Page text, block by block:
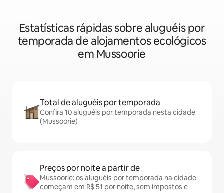
Estatísticas rápidas sobre aluguéis por
temporada de alojamentos ecológicos
em Mussoorie
Total de aluguéis por temporada
Confira 10 aluguéis por temporada nesta cidade
(Mussoorie)
Preços por noite a partir de
Mussoorie: os aluguéis por temporada na cidade
começam em R$ 51 por noite, sem impostos e